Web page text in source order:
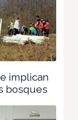
implican
bosques